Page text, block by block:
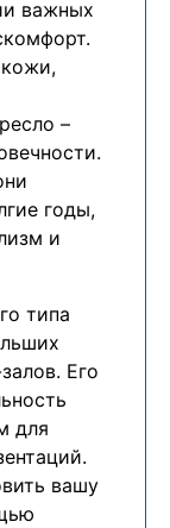
важных
кожи,
–
годы,
и
типа
Его
для
вашу